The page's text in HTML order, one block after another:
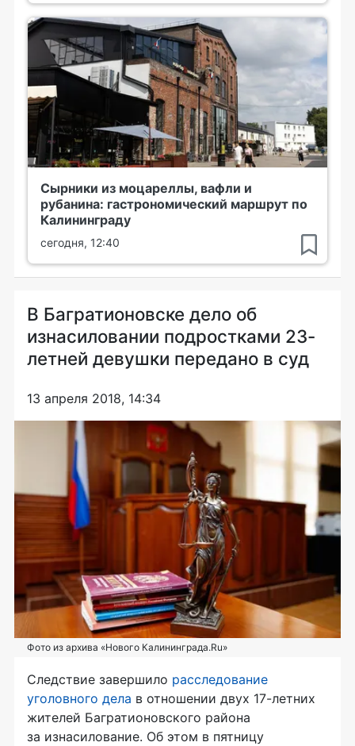
Сырники из моцареллы, вафли и
рубанина: гастрономический маршрут по
Калининграду
сегодня, 12:40
В Багратионовске дело об
изнасиловании подростками 23-
летней девушки передано в суд
13 апреля 2018, 14:34
Фото из архива «Нового Калининграда.Ru»
Следствие завершило расследование
уголовного дела в отношении двух 17-летних
жителей Багратионовского района
за изнасилование. Об этом в пятницу